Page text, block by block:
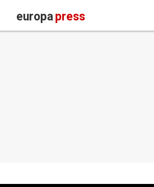
europapress